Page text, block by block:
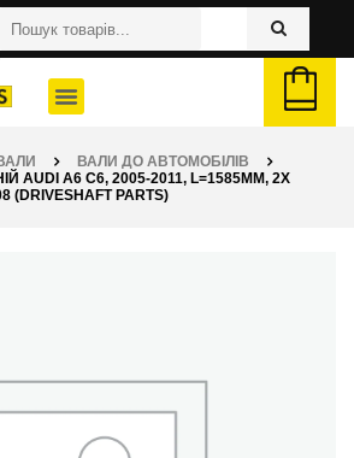
ВАЛИ ДО АВТОМОБІЛІВ
AUDI A6 C6, 2005-2011, L=1585ММ, 2X
PARTS)